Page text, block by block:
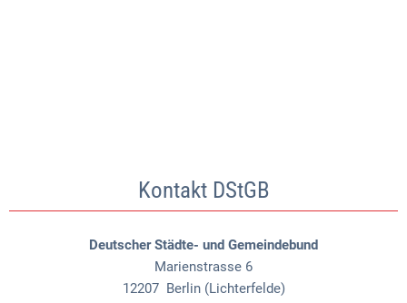
Kontakt DStGB
Deutscher Städte- und Gemeindebund
Marienstrasse 6
12207 Berlin (Lichterfelde)